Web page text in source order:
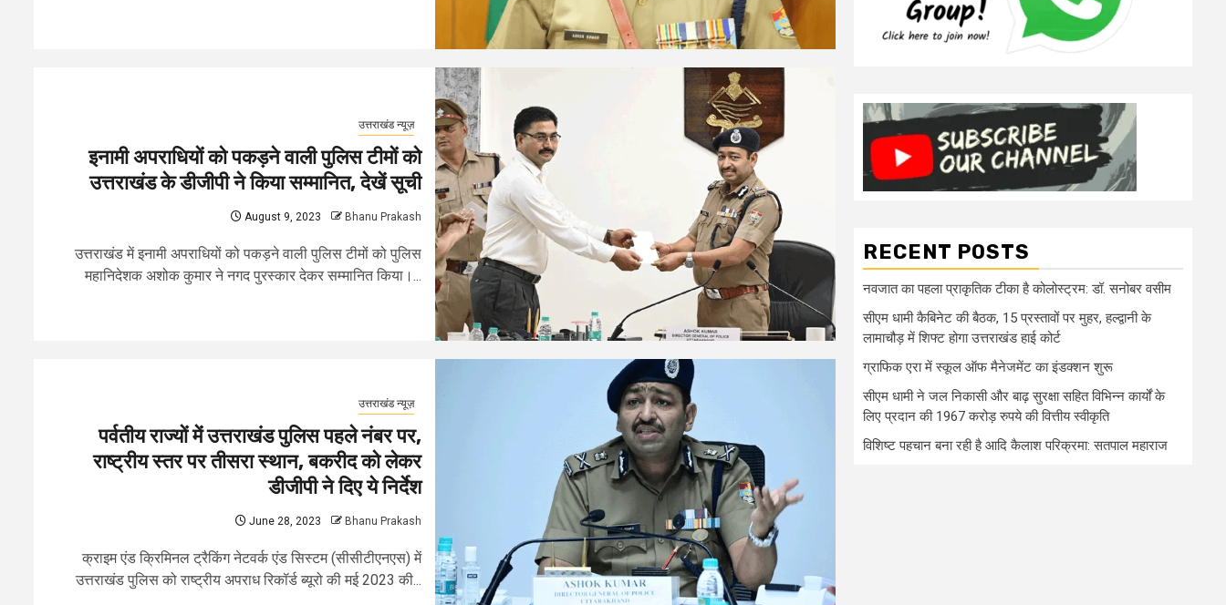
उत्तराखंड न्यूज़
इनामी अपराधियों को पकड़ने वाली पुलिस टीमों को
उत्तराखंड के डीजीपी ने किया सम्मानित, देखें सूची
August 9, 2023 Bhanu Prakash
उत्तराखंड में इनामी अपराधियों को पकड़ने वाली पुलिस टीमों को पुलिस
महानिदेशक अशोक कुमार ने नगद पुरस्कार देकर सम्मानित किया।...
उत्तराखंड न्यूज़
पर्वतीय राज्यों में उत्तराखंड पुलिस पहले नंबर पर,
राष्ट्रीय स्तर पर तीसरा स्थान, बकरीद को लेकर
डीजीपी ने दिए ये निर्देश
June 28, 2023 Bhanu Prakash
क्राइम एंड क्रिमिनल ट्रैकिंग नेटवर्क एंड सिस्टम (सीसीटीएनएस) में
उत्तराखंड पुलिस को राष्ट्रीय अपराध रिकॉर्ड ब्यूरो की मई 2023 की...
RECENT POSTS
नवजात का पहला प्राकृतिक टीका है कोलोस्ट्रम: डॉ. सनोबर वसीम
सीएम धामी कैबिनेट की बैठक, 15 प्रस्तावों पर मुहर, हल्द्वानी के
लामाचौड़ में शिफ्ट होगा उत्तराखंड हाई कोर्ट
ग्राफिक एरा में स्कूल ऑफ मैनेजमेंट का इंडक्शन शुरू
सीएम धामी ने जल निकासी और बाढ़ सुरक्षा सहित विभिन्न कार्यों के
लिए प्रदान की 1967 करोड़ रुपये की वित्तीय स्वीकृति
विशिष्ट पहचान बना रही है आदि कैलाश परिक्रमा: सतपाल महाराज